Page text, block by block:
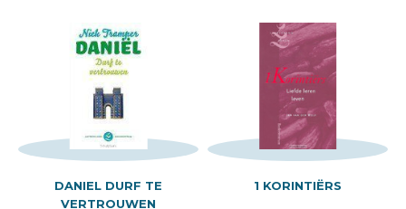
DANIEL DURF TE
VERTROUWEN
1 KORINTIËRS